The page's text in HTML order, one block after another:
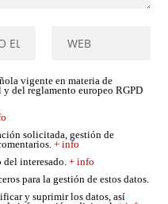
vigente en materia de
y del reglamento europeo RGPD
solicitada, gestión de
+ info
del interesado.+ info
para la gestión de estos datos.
y suprimir los datos, así